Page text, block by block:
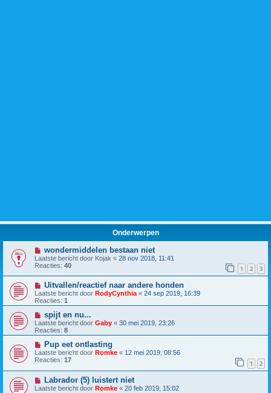
Onderwerpen
wondermiddelen bestaan niet
Laatste bericht door Kojak « 28 nov 2018, 11:41
Reacties: 40 1 2 3
Uitvallen/reactief naar andere honden
Laatste bericht door RodyCynthia « 24 sep 2019, 16:39
Reacties: 1
spijt en nu...
Laatste bericht door Gaby « 30 mei 2019, 23:26
Reacties: 8
Pup eet ontlasting
Laatste bericht door Romke « 12 mei 2019, 08:56
Reacties: 17 1 2
Labrador (5) luistert niet
Laatste bericht door Romke « 20 feb 2019, 15:02